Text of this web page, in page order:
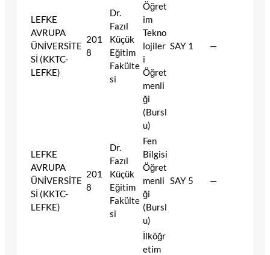
LEFKE
AVRUPA
ÜNİVERSİTE
Sİ (KKTC-
LEFKE)
201
8
Dr.
Fazıl
Küçük
Eğitim
Fakülte
si
Öğret
im
Tekno
lojiler
i
Öğret
menli
ği
(Bursl
u)
SAY 1 —
LEFKE
AVRUPA
ÜNİVERSİTE
Sİ (KKTC-
LEFKE)
201
8
Dr.
Fazıl
Küçük
Eğitim
Fakülte
si
Fen
Bilgisi
Öğret
menli
ği
(Bursl
u)
SAY 5 —
İlköğr
etim